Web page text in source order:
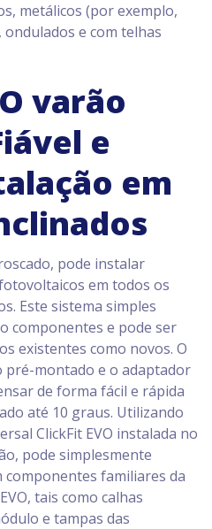
metálicos (por exemplo,
e com telhas
varão
e
em
pode instalar
em todos os
Este sistema simples
componentes e pode ser
existentes como novos. O
pré-montado e o adaptador
de forma fácil e rápida
até 10 graus. Utilizando
ClickFit EVO instalada no
pode simplesmente
familiares da
tais como calhas
e tampas das